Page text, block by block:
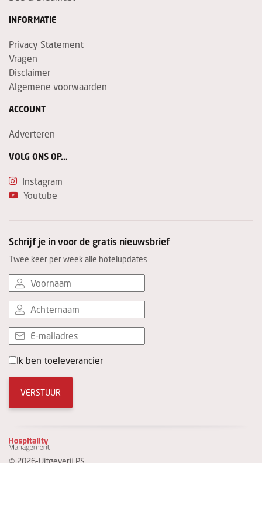
INFORMATIE
Privacy Statement
Vragen
Disclaimer
Algemene voorwaarden
ACCOUNT
Adverteren
VOLG ONS OP...
Instagram
Youtube
Schrijf je in voor de gratis nieuwsbrief
Twee keer per week alle hotelupdates
Ik ben toeleverancier
VERSTUUR
© 2026-Uitgeverij PS